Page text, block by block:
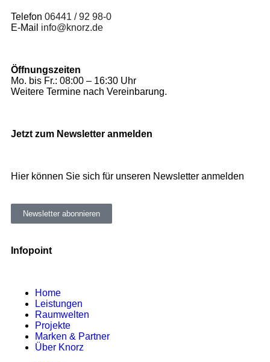
Telefon 06441 / 92 98-0
E-Mail info@knorz.de
Öffnungszeiten
Mo. bis Fr.: 08:00 – 16:30 Uhr
Weitere Termine nach Vereinbarung.
Jetzt zum Newsletter anmelden
Hier können Sie sich für unseren Newsletter anmelden
Newsletter abonnieren
Infopoint
Home
Leistungen
Raumwelten
Projekte
Marken & Partner
Über Knorz